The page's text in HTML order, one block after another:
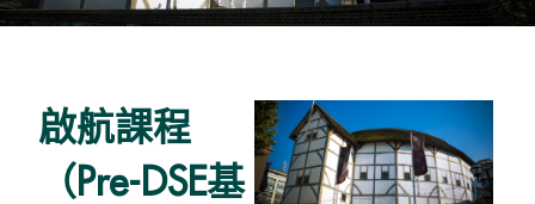
啟航課程
（Pre-DSE基